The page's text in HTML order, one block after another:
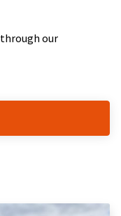
through our